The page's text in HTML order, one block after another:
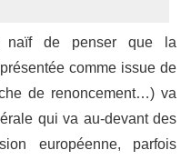
naïf de penser que la
comme issue de
de renoncement…) va
qui va au-devant des
européenne, parfois